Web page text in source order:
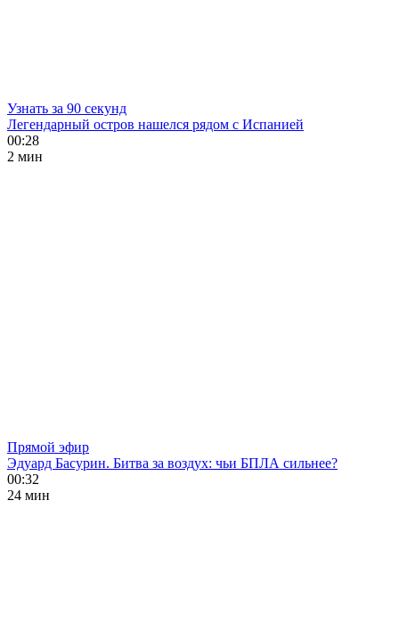
Узнать за 90 секунд
Легендарный остров нашелся рядом с Испанией
00:28
2 мин
Прямой эфир
Эдуард Басурин. Битва за воздух: чьи БПЛА сильнее?
00:32
24 мин